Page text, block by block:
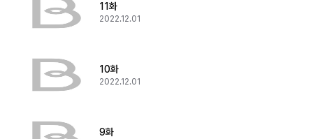
11화
2022.12.01
10화
2022.12.01
9화